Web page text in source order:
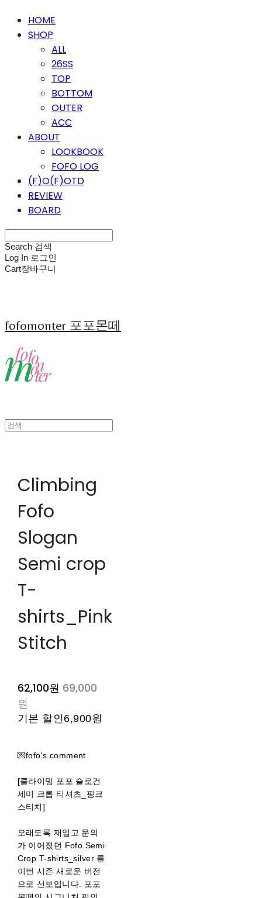
HOME
SHOP
ALL
26SS
TOP
BOTTOM
OUTER
ACC
ABOUT
LOOKBOOK
FOFO LOG
(F)O(F)OTD
REVIEW
BOARD
Search 검색
Log In 로그인
Cart장바구니
fofomonter 포포몬떼
Climbing
Fofo
Slogan
Semi crop
T-
shirts_Pink
Stitch
62,100원 69,000
원
기본 할인 6,900원
💌fofo's comment
[클라이밍 포포 슬로건
세미 크롭 티셔츠_핑크
스티치]
오래도록 재입고 문의
가 이어졌던 Fofo Semi
Crop T-shirts_silver 를
이번 시즌 새로운 버전
으로 선보입니다. 포포